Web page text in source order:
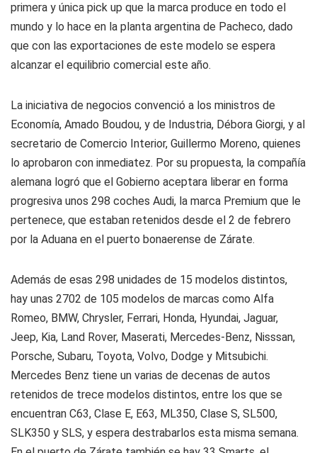
primera y única pick up que la marca produce en todo el
mundo y lo hace en la planta argentina de Pacheco, dado
que con las exportaciones de este modelo se espera
alcanzar el equilibrio comercial este año.
La iniciativa de negocios convenció a los ministros de
Economía, Amado Boudou, y de Industria, Débora Giorgi, y al
secretario de Comercio Interior, Guillermo Moreno, quienes
lo aprobaron con inmediatez. Por su propuesta, la compañía
alemana logró que el Gobierno aceptara liberar en forma
progresiva unos 298 coches Audi, la marca Premium que le
pertenece, que estaban retenidos desde el 2 de febrero
por la Aduana en el puerto bonaerense de Zárate.
Además de esas 298 unidades de 15 modelos distintos,
hay unas 2702 de 105 modelos de marcas como Alfa
Romeo, BMW, Chrysler, Ferrari, Honda, Hyundai, Jaguar,
Jeep, Kia, Land Rover, Maserati, Mercedes-Benz, Nisssan,
Porsche, Subaru, Toyota, Volvo, Dodge y Mitsubichi.
Mercedes Benz tiene un varias de decenas de autos
retenidos de trece modelos distintos, entre los que se
encuentran C63, Clase E, E63, ML350, Clase S, SL500,
SLK350 y SLS, y espera destrabarlos esta misma semana.